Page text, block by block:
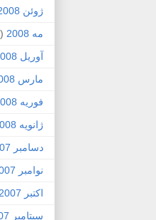
ژوئن 2008
مه 2008
(3)
آوریل 2008
مارس 2008
فوریه 2008
ژانویه 2008
دسامبر 2007
نوامبر 2007
اکتبر 2007
سپتامبر 2007